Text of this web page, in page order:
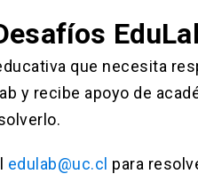
que necesita
y recibe apoyo de
edulab@uc.cl para